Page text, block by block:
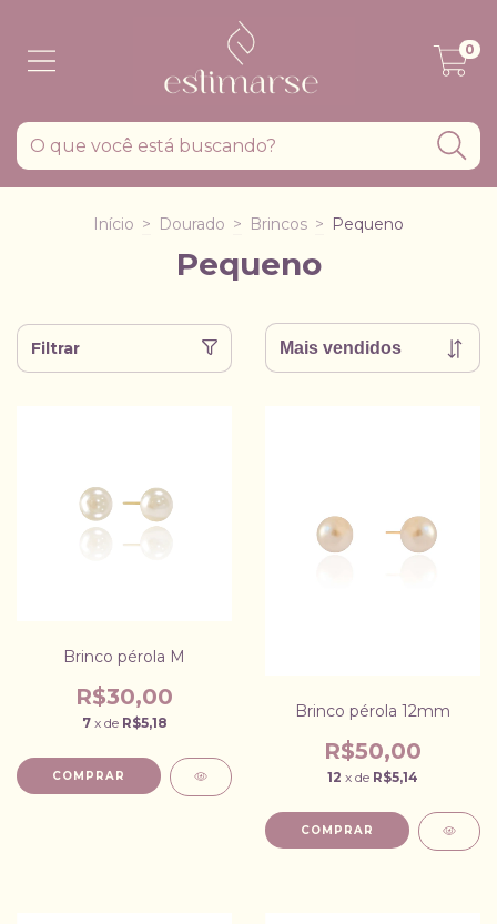
0
Início > Dourado > Brincos > Pequeno
Pequeno
Filtrar
Brinco pérola M
R$30,00
7 x de R$5,18
Brinco pérola 12mm
R$50,00
12 x de R$5,14